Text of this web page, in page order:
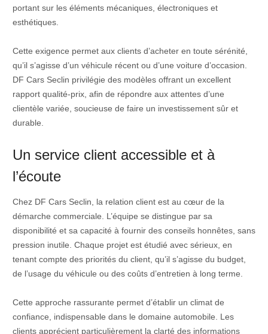
portant sur les éléments mécaniques, électroniques et
esthétiques.
Cette exigence permet aux clients d’acheter en toute sérénité,
qu’il s’agisse d’un véhicule récent ou d’une voiture d’occasion.
DF Cars Seclin privilégie des modèles offrant un excellent
rapport qualité-prix, afin de répondre aux attentes d’une
clientèle variée, soucieuse de faire un investissement sûr et
durable.
Un service client accessible et à
l’écoute
Chez DF Cars Seclin, la relation client est au cœur de la
démarche commerciale. L’équipe se distingue par sa
disponibilité et sa capacité à fournir des conseils honnêtes, sans
pression inutile. Chaque projet est étudié avec sérieux, en
tenant compte des priorités du client, qu’il s’agisse du budget,
de l’usage du véhicule ou des coûts d’entretien à long terme.
Cette approche rassurante permet d’établir un climat de
confiance, indispensable dans le domaine automobile. Les
clients apprécient particulièrement la clarté des informations